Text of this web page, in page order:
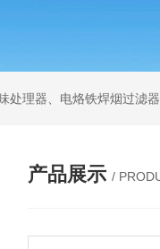
产品展示 /